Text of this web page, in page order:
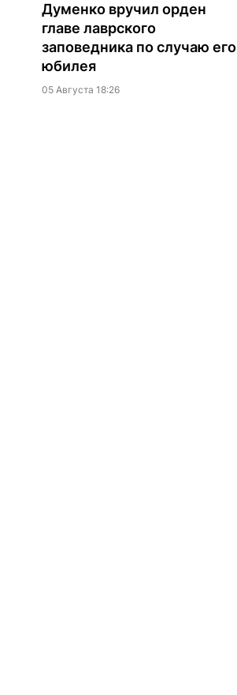
Думенко вручил орден
главе лаврского
заповедника по случаю его
юбилея
05 Августа 18:26